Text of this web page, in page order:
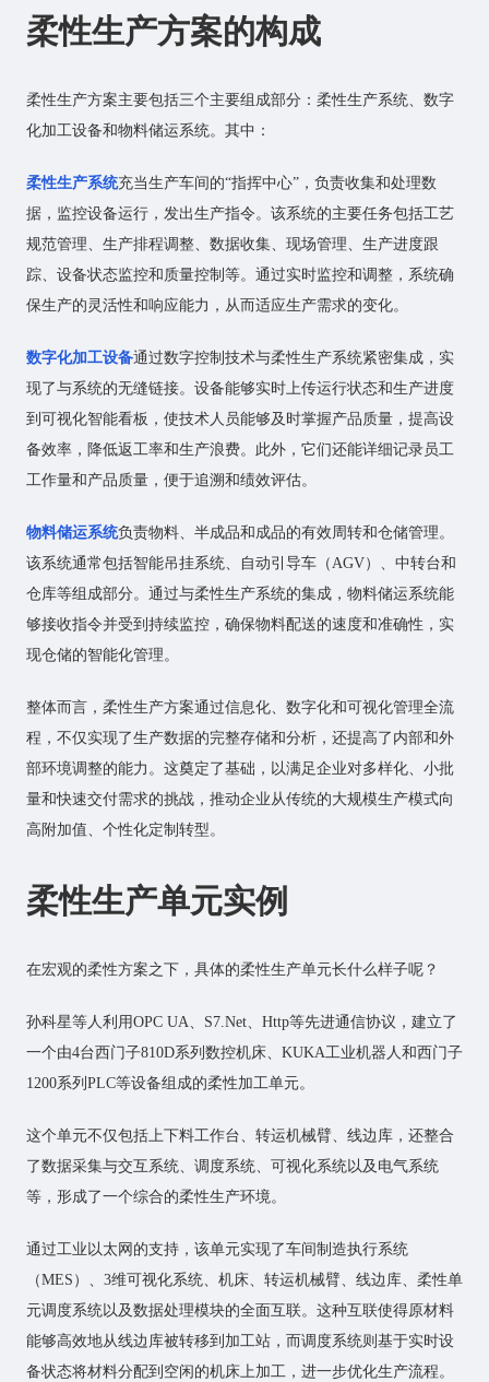
柔性生产方案的构成
柔性生产方案主要包括三个主要组成部分：柔性生产系统、数字
化加工设备和物料储运系统。其中：
柔性生产系统充当生产车间的“指挥中心”，负责收集和处理数
据，监控设备运行，发出生产指令。该系统的主要任务包括工艺
规范管理、生产排程调整、数据收集、现场管理、生产进度跟
踪、设备状态监控和质量控制等。通过实时监控和调整，系统确
保生产的灵活性和响应能力，从而适应生产需求的变化。
数字化加工设备通过数字控制技术与柔性生产系统紧密集成，实
现了与系统的无缝链接。设备能够实时上传运行状态和生产进度
到可视化智能看板，使技术人员能够及时掌握产品质量，提高设
备效率，降低返工率和生产浪费。此外，它们还能详细记录员工
工作量和产品质量，便于追溯和绩效评估。
物料储运系统负责物料、半成品和成品的有效周转和仓储管理。
该系统通常包括智能吊挂系统、自动引导车（AGV）、中转台和
仓库等组成部分。通过与柔性生产系统的集成，物料储运系统能
够接收指令并受到持续监控，确保物料配送的速度和准确性，实
现仓储的智能化管理。
整体而言，柔性生产方案通过信息化、数字化和可视化管理全流
程，不仅实现了生产数据的完整存储和分析，还提高了内部和外
部环境调整的能力。这奠定了基础，以满足企业对多样化、小批
量和快速交付需求的挑战，推动企业从传统的大规模生产模式向
高附加值、个性化定制转型。
柔性生产单元实例
在宏观的柔性方案之下，具体的柔性生产单元长什么样子呢？
孙科星等人利用OPC UA、S7.Net、Http等先进通信协议，建立了
一个由4台西门子810D系列数控机床、KUKA工业机器人和西门子
1200系列PLC等设备组成的柔性加工单元。
这个单元不仅包括上下料工作台、转运机械臂、线边库，还整合
了数据采集与交互系统、调度系统、可视化系统以及电气系统
等，形成了一个综合的柔性生产环境。
通过工业以太网的支持，该单元实现了车间制造执行系统
（MES）、3维可视化系统、机床、转运机械臂、线边库、柔性单
元调度系统以及数据处理模块的全面互联。这种互联使得原材料
能够高效地从线边库被转移到加工站，而调度系统则基于实时设
备状态将材料分配到空闲的机床上加工，进一步优化生产流程。